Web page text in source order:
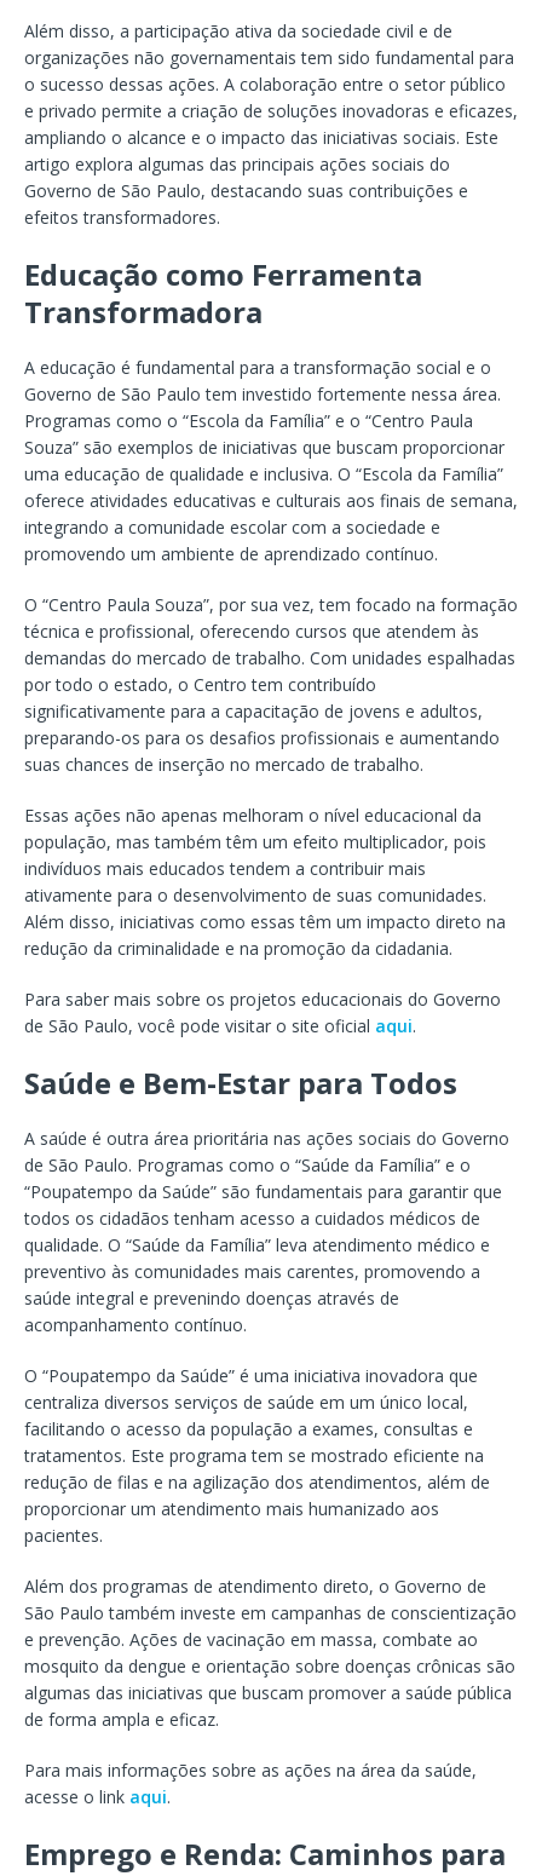
Além disso, a participação ativa da sociedade civil e de
organizações não governamentais tem sido fundamental para
o sucesso dessas ações. A colaboração entre o setor público
e privado permite a criação de soluções inovadoras e eficazes,
ampliando o alcance e o impacto das iniciativas sociais. Este
artigo explora algumas das principais ações sociais do
Governo de São Paulo, destacando suas contribuições e
efeitos transformadores.
Educação como Ferramenta
Transformadora
A educação é fundamental para a transformação social e o
Governo de São Paulo tem investido fortemente nessa área.
Programas como o “Escola da Família” e o “Centro Paula
Souza” são exemplos de iniciativas que buscam proporcionar
uma educação de qualidade e inclusiva. O “Escola da Família”
oferece atividades educativas e culturais aos finais de semana,
integrando a comunidade escolar com a sociedade e
promovendo um ambiente de aprendizado contínuo.
O “Centro Paula Souza”, por sua vez, tem focado na formação
técnica e profissional, oferecendo cursos que atendem às
demandas do mercado de trabalho. Com unidades espalhadas
por todo o estado, o Centro tem contribuído
significativamente para a capacitação de jovens e adultos,
preparando-os para os desafios profissionais e aumentando
suas chances de inserção no mercado de trabalho.
Essas ações não apenas melhoram o nível educacional da
população, mas também têm um efeito multiplicador, pois
indivíduos mais educados tendem a contribuir mais
ativamente para o desenvolvimento de suas comunidades.
Além disso, iniciativas como essas têm um impacto direto na
redução da criminalidade e na promoção da cidadania.
Para saber mais sobre os projetos educacionais do Governo
de São Paulo, você pode visitar o site oficial aqui.
Saúde e Bem-Estar para Todos
A saúde é outra área prioritária nas ações sociais do Governo
de São Paulo. Programas como o “Saúde da Família” e o
“Poupatempo da Saúde” são fundamentais para garantir que
todos os cidadãos tenham acesso a cuidados médicos de
qualidade. O “Saúde da Família” leva atendimento médico e
preventivo às comunidades mais carentes, promovendo a
saúde integral e prevenindo doenças através de
acompanhamento contínuo.
O “Poupatempo da Saúde” é uma iniciativa inovadora que
centraliza diversos serviços de saúde em um único local,
facilitando o acesso da população a exames, consultas e
tratamentos. Este programa tem se mostrado eficiente na
redução de filas e na agilização dos atendimentos, além de
proporcionar um atendimento mais humanizado aos
pacientes.
Além dos programas de atendimento direto, o Governo de
São Paulo também investe em campanhas de conscientização
e prevenção. Ações de vacinação em massa, combate ao
mosquito da dengue e orientação sobre doenças crônicas são
algumas das iniciativas que buscam promover a saúde pública
de forma ampla e eficaz.
Para mais informações sobre as ações na área da saúde,
acesse o link aqui.
Emprego e Renda: Caminhos para